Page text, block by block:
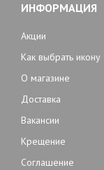
ИНФОРМАЦИЯ
Акции
Как выбрать икону
О магазине
Доставка
Вакансии
Крещение
Соглашение